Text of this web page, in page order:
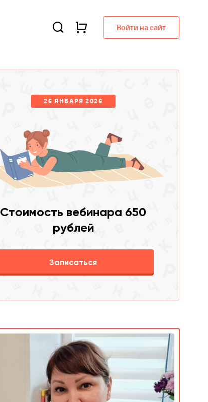
Войти на сайт
26 ЯНВАРЯ 2026
Стоимость вебинара 650
рублей
Записаться